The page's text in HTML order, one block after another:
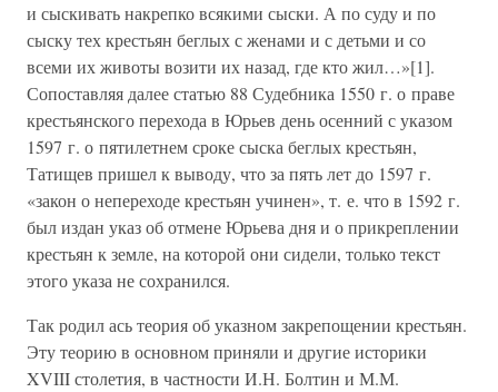
и сыскивать накрепко всякими сыски. А по суду и по
сыску тех крестьян беглых с женами и с детьми и со
всеми их животы возити их назад, где кто жил…»[1].
Сопоставляя далее статью 88 Судебника 1550 г. о праве
крестьянского перехода в Юрьев день осенний с указом
1597 г. о пятилетнем сроке сыска беглых крестьян,
Татищев пришел к выводу, что за пять лет до 1597 г.
«закон о непереходе крестьян учинен», т. е. что в 1592 г.
был издан указ об отмене Юрьева дня и о прикреплении
крестьян к земле, на которой они сидели, только текст
этого указа не сохранился.
Так родил ась теория об указном закрепощении крестьян.
Эту теорию в основном приняли и другие историки
XVIII столетия, в частности И.Н. Болтин и М.М.